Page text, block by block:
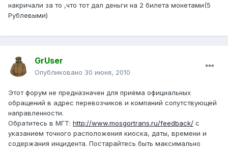
накричали за то ,что тот дал деньги на 2 билета монетами(5
Рублевыми)
GrUser
Опубликовано 30 июня, 2010
Этот форум не предназначен для приёма официальных
обращений в адрес перевозчиков и компаний сопутствующей
направленности.
Обратитесь в МГТ: http://www.mosgortrans.ru/feedback/ с
указанием точного расположения киоска, даты, времени и
содержания инцидента. Постарайтесь быть максимально